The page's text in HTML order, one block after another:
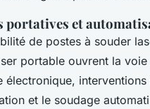
portatives et
de postes à souder
portable ouvrent la
électronique,
et le soudage